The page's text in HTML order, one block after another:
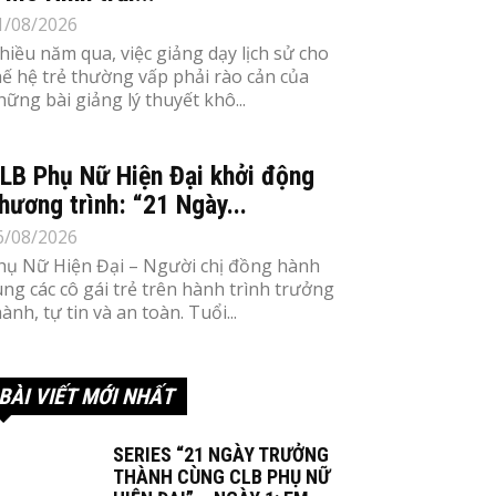
08/2026
năm qua, việc giảng dạy lịch sử cho
hệ trẻ thường vấp phải rào cản của
bài giảng lý thuyết khô...
Phụ Nữ Hiện Đại khởi động
trình: “21 Ngày...
08/2026
Nữ Hiện Đại – Người chị đồng hành
các cô gái trẻ trên hành trình trưởng
tự tin và an toàn. Tuổi...
BÀI VIẾT MỚI NHẤT
SERIES “21 NGÀY TRƯỞNG
THÀNH CÙNG CLB PHỤ NỮ